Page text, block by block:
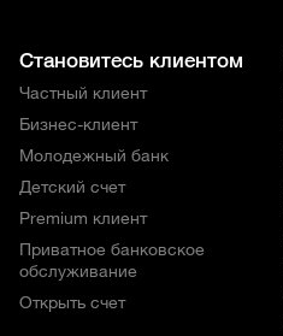
Становитесь клиентом
Частный клиент
Бизнес-клиент
Молодежный банк
Детский счет
Premium клиент
Приватное банковское
обслуживание
Открыть счет